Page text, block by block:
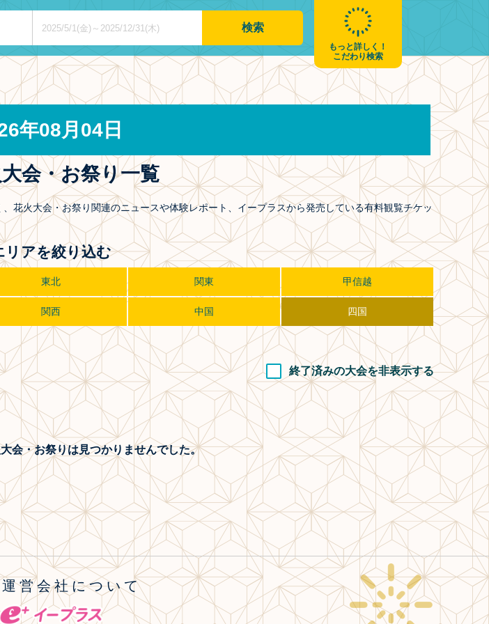
もっと詳しく！
こだわり検索
年08月04日
会・お祭り一覧
花火大会・お祭り関連のニュースや体験レポート、イープラスから発売している有料観覧チケッ
リアを絞り込む
東北 関東 甲信越
関西 中国 四国
終了済みの大会を非表示する
会・お祭りは見つかりませんでした。
営会社について